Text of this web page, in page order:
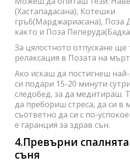
(Хастападасана), Котешки
гръб(Марджариасана), Поза
както и Поза
За цялостното отпускане ще
релаксация в Позата на
Ако искаш да постигнеш
си подари 15-20 минути
следобед, за да медитираш.
да пребориш стреса, да си в
съответно да си с по-
е гаранция за здрав сън.
4.Превърни
съня